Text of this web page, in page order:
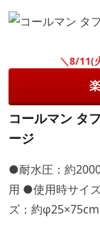
＼8/11(
コールマン タ
ージ
●耐水圧：約
用 ●使用時サイ
ズ：約